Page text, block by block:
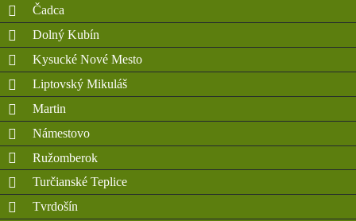
Čadca
Dolný Kubín
Kysucké Nové Mesto
Liptovský Mikuláš
Martin
Námestovo
Ružomberok
Turčianské Teplice
Tvrdošín